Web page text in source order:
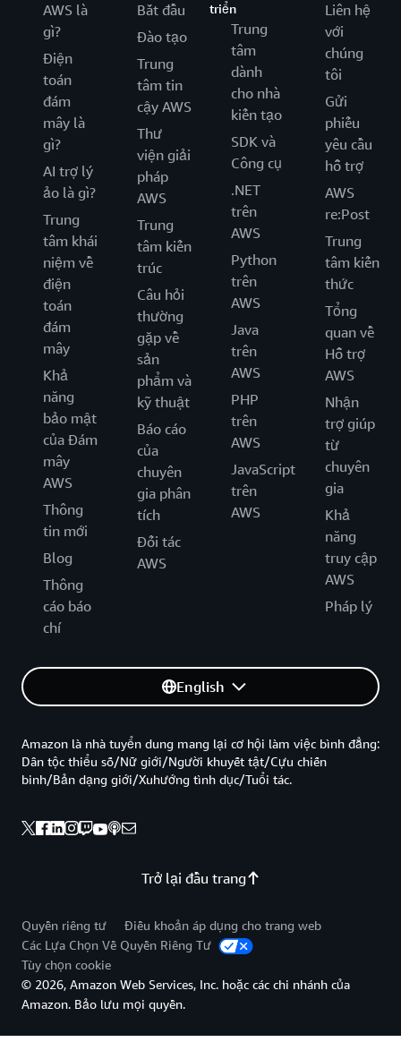
AWS là
gì?
Điện
toán
đám
mây là
gì?
AI trợ lý
ảo là gì?
Trung
tâm khái
niệm về
điện
toán
đám
mây
Khả
năng
bảo mật
của Đám
mây
AWS
Thông
tin mới
Blog
Thông
cáo báo
chí
Bắt đầu
Đào tạo
Trung
tâm tin
cậy AWS
Thư
viện giải
pháp
AWS
Trung
tâm kiến
trúc
Câu hỏi
thường
gặp về
sản
phẩm và
kỹ thuật
Báo cáo
của
chuyên
gia phân
tích
Đối tác
AWS
triển
Trung
tâm
dành
cho nhà
kiến tạo
SDK và
Công cụ
.NET
trên
AWS
Python
trên
AWS
Java
trên
AWS
PHP
trên
AWS
JavaScript
trên
AWS
Liên hệ
với
chúng
tôi
Gửi
phiếu
yêu cầu
hỗ trợ
AWS
re:Post
Trung
tâm kiến
thức
Tổng
quan về
Hỗ trợ
AWS
Nhận
trợ giúp
từ
chuyên
gia
Khả
năng
truy cập
AWS
Pháp lý
English
Trở lại đầu trang
Amazon là nhà tuyển dung mang lại cơ hội làm việc bình đẳng:
Dân tộc thiểu số/Nữ giới/Người khuyết tật/Cựu chiến
binh/Bản dạng giới/Xuhướng tình dục/Tuổi tác.
Quyền riêng tư
Điều khoản áp dụng cho trang web
Các Lựa Chọn Về Quyền Riêng Tư
Tùy chọn cookie
© 2026, Amazon Web Services, Inc. hoặc các chi nhánh của
Amazon. Bảo lưu mọi quyền.